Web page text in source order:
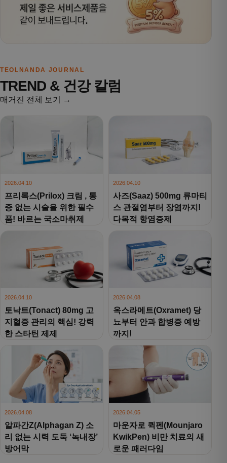
TEOLNANDA JOURNAL
TREND & 건강 칼럼
매거진 전체 보기 →
2026.04.10
프리록스(Prilox) 크림 , 통
증 없는 시술을 위한 필수
품! 바르는 국소마취제
2026.04.10
사즈(Saaz) 500mg 류마티
스 관절염부터 장염까지!
다목적 항염증제
2026.04.10
토낙트(Tonact) 80mg 고
지혈증 관리의 핵심! 강력
한 스타틴 제제
2026.04.08
옥스라메트(Oxramet) 당
뇨부터 안과 합병증 예방
까지!
2026.04.08
알파간Z(Alphagan Z) 소
리 없는 시력 도둑 ‘녹내장’
방어막
2026.04.05
마운자로 퀵펜(Mounjaro
KwikPen) 비만 치료의 새
로운 패러다임